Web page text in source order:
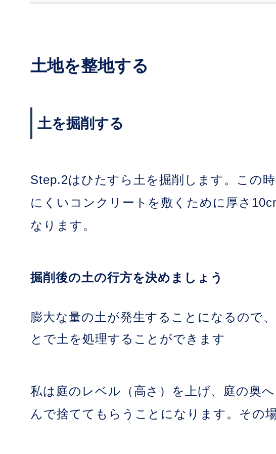
土地を整地する
土を掘削する
Step.2はひたすら土を掘削します。この
にくいコンクリートを敷くために厚さ
なります。
掘削後の土の行方を決めましょう
膨大な量の土が発生することになるので
とで土を処理することができます
私は庭のレベル（高さ）を上げ、庭の奥
んで捨ててもらうことになります。その